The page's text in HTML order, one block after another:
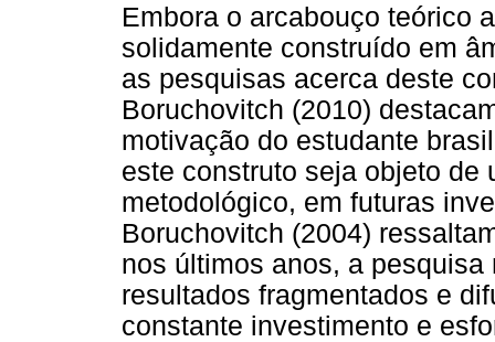
Embora o arcabouço teórico
solidamente construído em
as pesquisas acerca deste
Boruchovitch (2010)
motivação do estudante
este construto seja objeto de
metodológico, em futuras
Boruchovitch (2004)
nos últimos anos, a
resultados fragmentados e
constante investimento e